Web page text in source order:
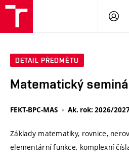
DETAIL PŘEDMĚTU
Matematický
FEKT-BPC-MAS Ak. rok: 2026/
Základy matematiky, rovnice,
elementární funkce, komplexní